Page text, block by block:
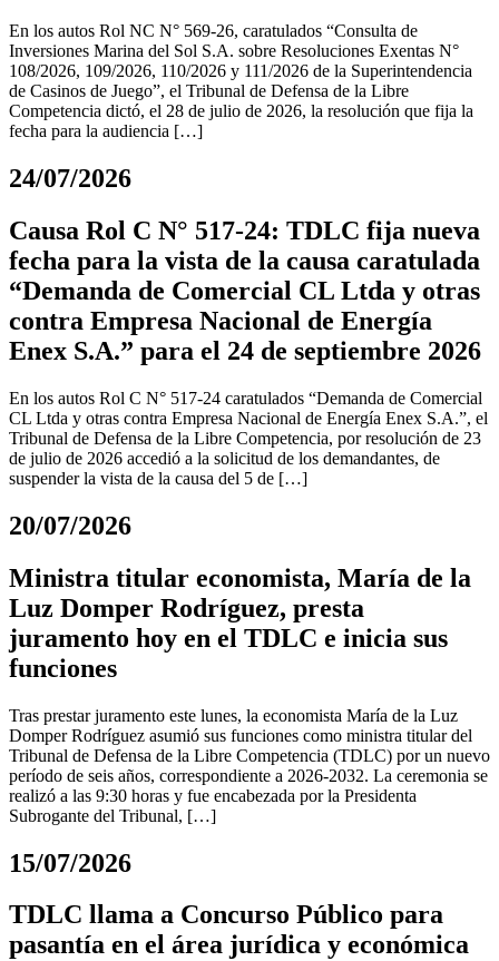
En los autos Rol NC N° 569-26, caratulados “Consulta de
Inversiones Marina del Sol S.A. sobre Resoluciones Exentas N°
108/2026, 109/2026, 110/2026 y 111/2026 de la Superintendencia
de Casinos de Juego”, el Tribunal de Defensa de la Libre
Competencia dictó, el 28 de julio de 2026, la resolución que fija la
fecha para la audiencia […]
24/07/2026
Causa Rol C N° 517-24: TDLC fija nueva
fecha para la vista de la causa caratulada
“Demanda de Comercial CL Ltda y otras
contra Empresa Nacional de Energía
Enex S.A.” para el 24 de septiembre 2026
En los autos Rol C N° 517-24 caratulados “Demanda de Comercial
CL Ltda y otras contra Empresa Nacional de Energía Enex S.A.”, el
Tribunal de Defensa de la Libre Competencia, por resolución de 23
de julio de 2026 accedió a la solicitud de los demandantes, de
suspender la vista de la causa del 5 de […]
20/07/2026
Ministra titular economista, María de la
Luz Domper Rodríguez, presta
juramento hoy en el TDLC e inicia sus
funciones
Tras prestar juramento este lunes, la economista María de la Luz
Domper Rodríguez asumió sus funciones como ministra titular del
Tribunal de Defensa de la Libre Competencia (TDLC) por un nuevo
período de seis años, correspondiente a 2026-2032. La ceremonia se
realizó a las 9:30 horas y fue encabezada por la Presidenta
Subrogante del Tribunal, […]
15/07/2026
TDLC llama a Concurso Público para
pasantía en el área jurídica y económica